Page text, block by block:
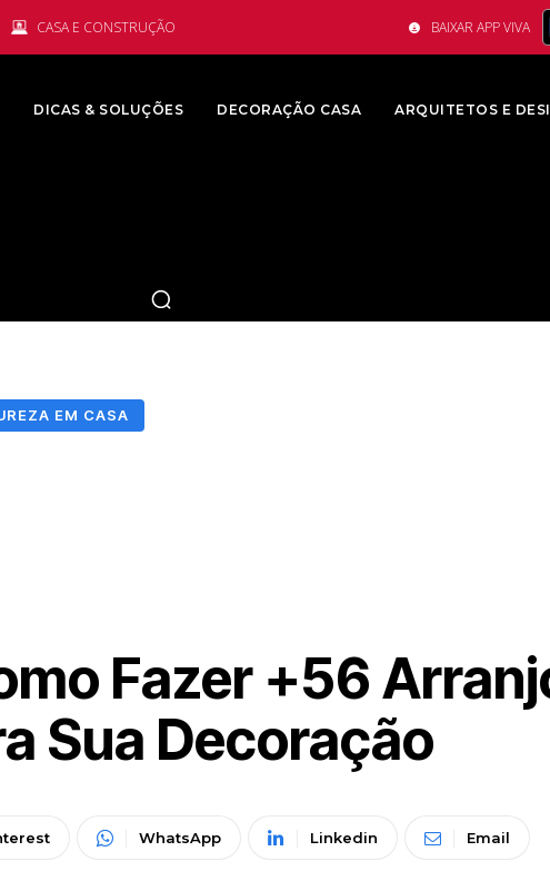
CASA E CONSTRUÇÃO BAIXAR APP VIVA
DICAS & SOLUÇÕES DECORAÇÃO CASA ARQUITETOS E
EM CASA
Fazer +56
Sua Decoração
WhatsApp Linkedin Email